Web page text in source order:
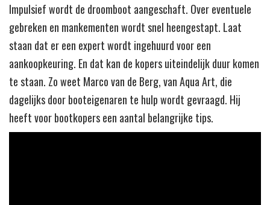
Impulsief wordt de droomboot aangeschaft. Over eventuele
gebreken en mankementen wordt snel heengestapt. Laat
staan dat er een expert wordt ingehuurd voor een
aankoopkeuring. En dat kan de kopers uiteindelijk duur komen
te staan. Zo weet Marco van de Berg, van Aqua Art, die
dagelijks door booteigenaren te hulp wordt gevraagd. Hij
heeft voor bootkopers een aantal belangrijke tips.